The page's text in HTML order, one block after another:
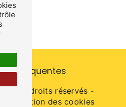
fréquentes
- Tous droits réservés -
Gestion des cookies